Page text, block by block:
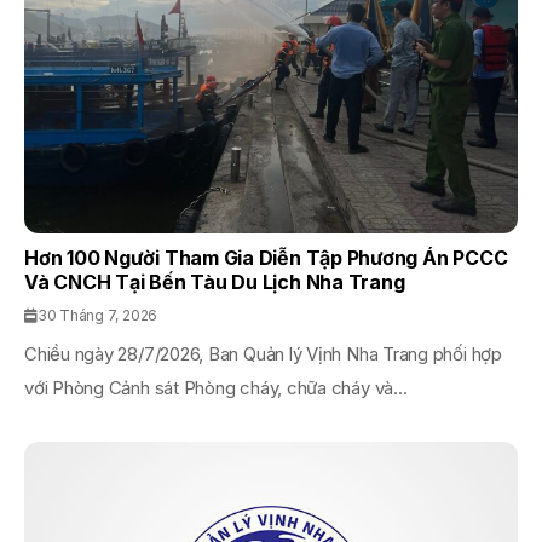
Hơn 100 Người Tham Gia Diễn Tập Phương Án PCCC
Và CNCH Tại Bến Tàu Du Lịch Nha Trang
30 Tháng 7, 2026
Chiều ngày 28/7/2026, Ban Quản lý Vịnh Nha Trang phối hợp
với Phòng Cảnh sát Phòng cháy, chữa cháy và...